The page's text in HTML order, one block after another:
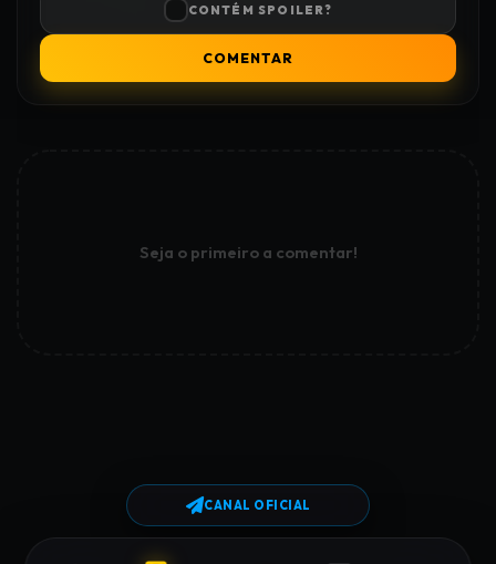
CONTÉM SPOILER?
COMENTAR
Seja o primeiro a comentar!
CANAL OFICIAL